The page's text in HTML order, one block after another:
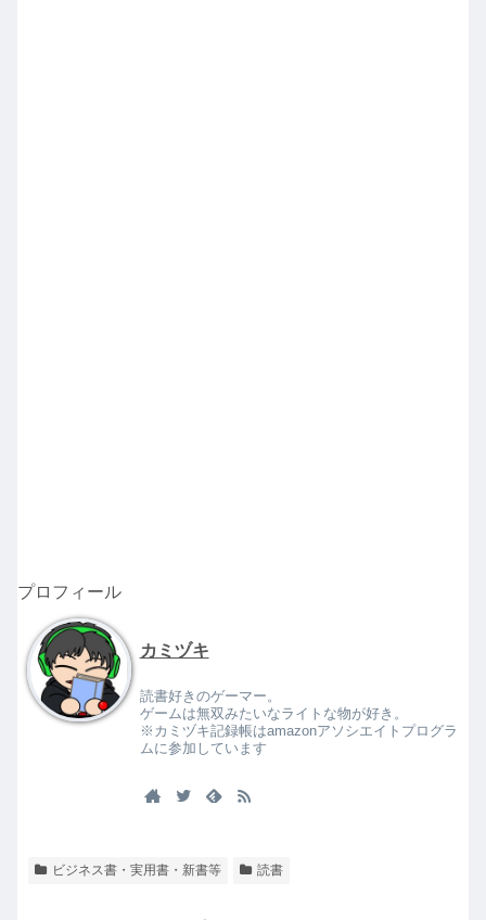
プロフィール
カミヅキ
読書好きのゲーマー。
ゲームは無双みたいなライトな物が好き。
※カミヅキ記録帳はamazonアソシエイトプログラ
ムに参加しています
ビジネス書・実用書・新書等 読書